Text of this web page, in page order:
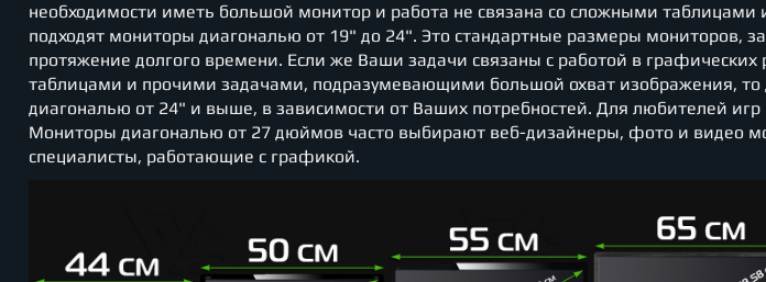
необходимости иметь большой монитор и работа не связана со сложными
подходят мониторы диагональю от 19" до 24". Это стандартные размеры мониторов,
протяжение долгого времени. Если же Ваши задачи связаны с работой в
таблицами и прочими задачами, подразумевающими большой охват изображения, то
диагональю от 24" и выше, в зависимости от Ваших потребностей. Для любителей
Мониторы диагональю от 27 дюймов часто выбирают веб-дизайнеры, фото и видео
специалисты, работающие с графикой.